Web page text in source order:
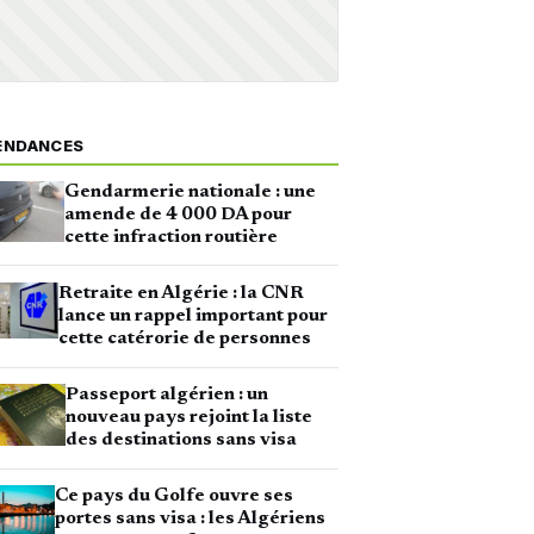
Gendarmerie nationale : une
amende de 4 000 DA pour
cette infraction routière
Retraite en Algérie : la CNR
lance un rappel important pour
cette catérorie de personnes
Passeport algérien : un
nouveau pays rejoint la liste
des destinations sans visa
Ce pays du Golfe ouvre ses
portes sans visa : les Algériens